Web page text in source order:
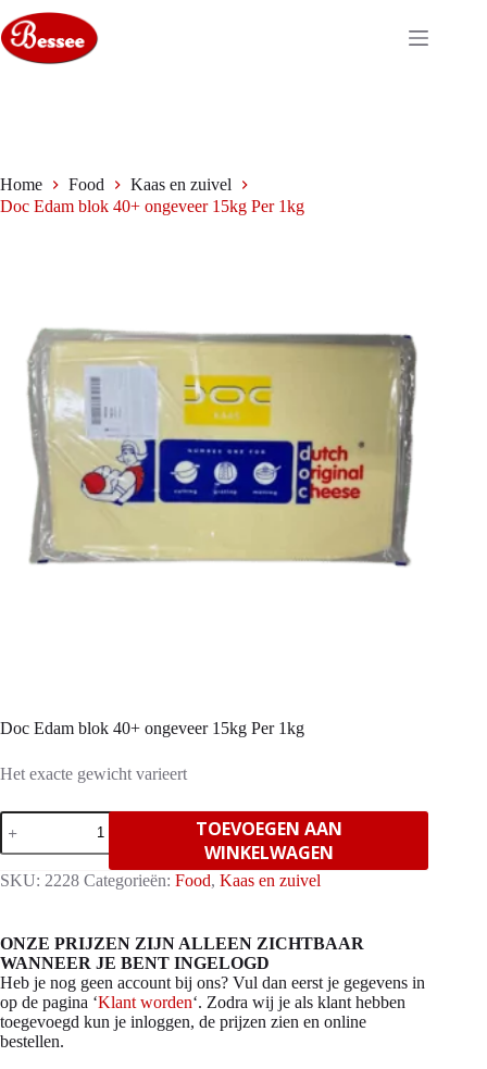
naar
de
inhoud
Home Food
Kaas en zuivel
Doc Edam blok 40+ ongeveer 15kg Per 1kg
Doc Edam blok 40+ ongeveer 15kg Per 1kg
Het exacte gewicht varieert
Doc
Edam
blok
40+
1kg
aantal
TOEVOEGEN AAN
WINKELWAGEN
SKU: 2228 Categorieën: Food, Kaas en zuivel
ONZE PRIJZEN ZIJN ALLEEN ZICHTBAAR
WANNEER JE BENT INGELOGD
Heb je nog geen account bij ons? Vul dan eerst je gegevens in
op de pagina ‘Klant worden‘. Zodra wij je als klant hebben
toegevoegd kun je inloggen, de prijzen zien en online
bestellen.